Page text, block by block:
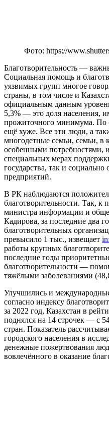
Фото: https://
Благотворительность —
Социальная помощь и
уязвимых групп многое
страны, в том числе и
официальным данным
5,3% — это доля населения,
прожиточного минимума. По
ещё хуже. Все эти люди, а
многодетные семьи, семьи,
особенными потребностями,
специальных мерах
государства, так и
предприятий.
В РК наблюдаются
благотворительности. Так,
министра информации и
Кадирова, за последние два
благотворительных
превысило 1 тыс., извещает
работы крупных
последние годы
благотворительности —
тяжёлыми заболеваниями
Улучшились и
согласно индексу
за 2022 год, Казахстан в
поднялся на 14 строчек — с
стран. Показатель
городского населения в
денежные пожертвования
вовлечённого в оказание